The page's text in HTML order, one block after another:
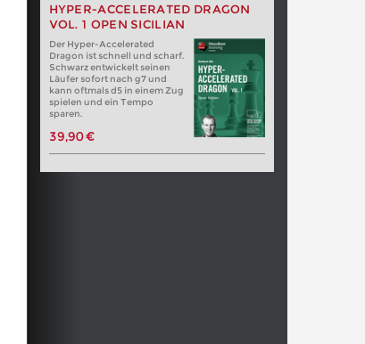
HYPER-ACCELERATED DRAGON
VOL. 1 OPEN SICILIAN
Der Hyper-Accelerated
Dragon ist schnell und scharf.
Schwarz entwickelt seinen
Läufer sofort nach g7 und
kann oftmals d5 in einem Zug
spielen und ein Tempo
sparen.
39,90 €